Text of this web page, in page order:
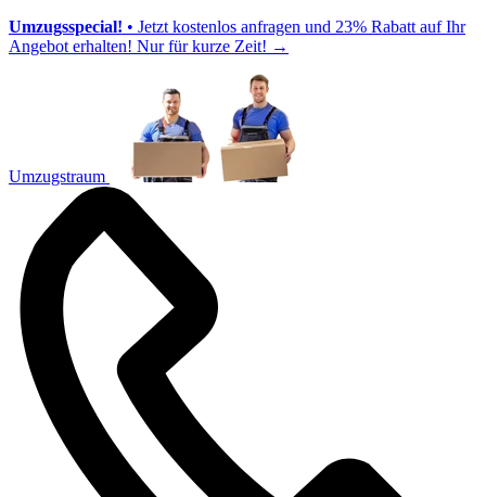
Umzugsspecial! • Jetzt kostenlos anfragen und 23% Rabatt auf Ihr
Angebot erhalten! Nur für kurze Zeit! →
Umzugstraum